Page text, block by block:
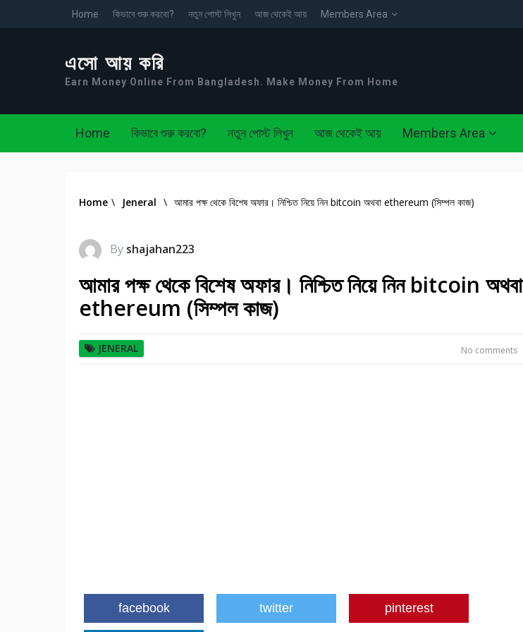
Home কিভাবে শুরু করবো? নতুন পোস্ট লিখুন আজ থেকেই আয় Members Area
এসো আয় করি
Earn Money Online From Bangladesh. Make Money From Home
Home কিভাবে শুরু করবো? নতুন পোস্ট লিখুন আজ থেকেই আয় Members Area
Home \ Jeneral \ আমার পক্ষ থেকে বিশেষ অফার। নিশ্চিত নিয়ে নিন bitcoin অথবা ethereum (সিম্পল কাজ)
By shajahan223
আমার পক্ষ থেকে বিশেষ অফার। নিশ্চিত নিয়ে নিন bitcoin অথবা
ethereum (সিম্পল কাজ)
JENERAL No comments
facebook twitter pinterest